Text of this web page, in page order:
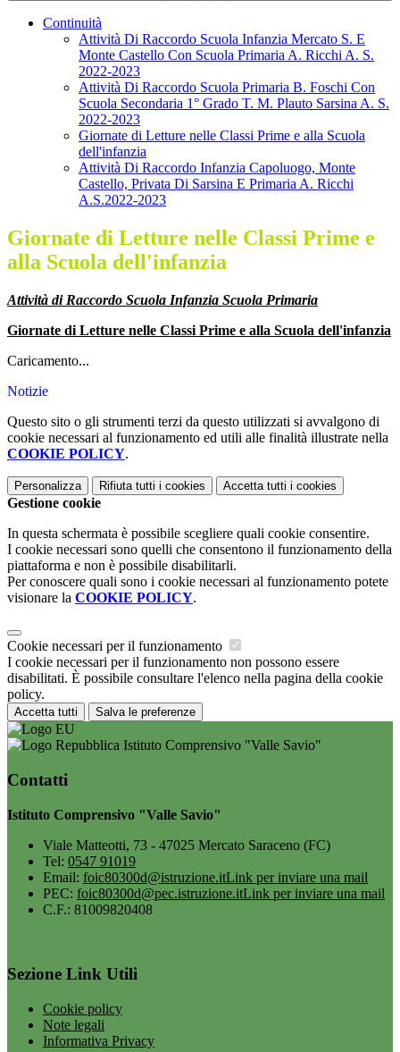
Continuità
Attività Di Raccordo Scuola Infanzia Mercato S. E
Monte Castello Con Scuola Primaria A. Ricchi A. S.
2022-2023
Attività Di Raccordo Scuola Primaria B. Foschi Con
Scuola Secondaria 1° Grado T. M. Plauto Sarsina A. S.
2022-2023
Giornate di Letture nelle Classi Prime e alla Scuola
dell'infanzia
Attività Di Raccordo Infanzia Capoluogo, Monte
Castello, Privata Di Sarsina E Primaria A. Ricchi
A.S.2022-2023
Giornate di Letture nelle Classi Prime e
alla Scuola dell'infanzia
Attività di Raccordo Scuola Infanzia Scuola Primaria
Giornate di Letture nelle Classi Prime e alla Scuola dell'infanzia
Caricamento...
Notizie
Questo sito o gli strumenti terzi da questo utilizzati si avvalgono di
cookie necessari al funzionamento ed utili alle finalità illustrate nella
COOKIE POLICY.
Personalizza Rifiuta tutti i cookies Accetta tutti i cookies
Gestione cookie
In questa schermata è possibile scegliere quali cookie consentire.
I cookie necessari sono quelli che consentono il funzionamento della
piattaforma e non è possibile disabilitarli.
Per conoscere quali sono i cookie necessari al funzionamento potete
visionare la COOKIE POLICY.
Cookie necessari per il funzionamento
I cookie necessari per il funzionamento non possono essere
disabilitati. È possibile consultare l'elenco nella pagina della cookie
policy.
Accetta tutti Salva le preferenze
Istituto Comprensivo "Valle Savio"
Contatti
Istituto Comprensivo "Valle Savio"
Viale Matteotti, 73 - 47025 Mercato Saraceno (FC)
Tel: 0547 91019
Email: foic80300d@istruzione.itLink per inviare una mail
PEC: foic80300d@pec.istruzione.itLink per inviare una mail
C.F.: 81009820408
Sezione Link Utili
Cookie policy
Note legali
Informativa Privacy